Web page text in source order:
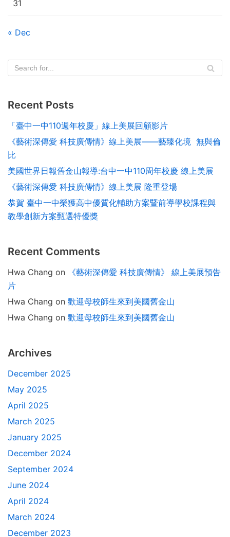
31
« Dec
Recent Posts
「臺中一中110週年校慶」線上美展回顧影片
《藝術深傳愛 科技廣傳情》線上美展——藝臻化境 無與倫
比
美國世界日報舊金山報導:台中⼀中110周年校慶 線上美展
《藝術深傳愛 科技廣傳情》線上美展 隆重登場
恭賀 臺中一中榮獲高中優質化輔助方案暨前導學校課程與
教學創新方案甄選特優獎
Recent Comments
Hwa Chang on
《藝術深傳愛 科技廣傳情》 線上美展預告
片
Hwa Chang on 歡迎母校師生來到美國舊金山
Hwa Chang on 歡迎母校師生來到美國舊金山
Archives
December 2025
May 2025
April 2025
March 2025
January 2025
December 2024
September 2024
June 2024
April 2024
March 2024
December 2023